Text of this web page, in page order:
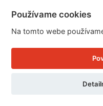
Používame cookies
Na tomto webe